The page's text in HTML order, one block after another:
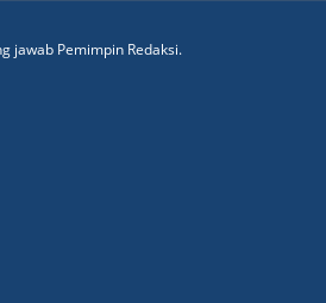
jawab Pemimpin Redaksi.